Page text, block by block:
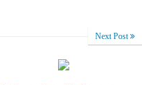
Next Post